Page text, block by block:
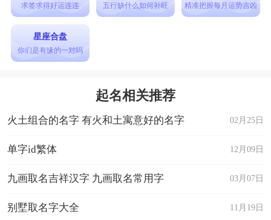
不懈，收获了成果加获得;回首2023年，实在是苦
与累相伴，但愿2024简单点，付出努力辉煌现!
30、挥挥手，辞旧日，2023随风逝;想过去，忙碌
汗水与泪水交织，2023将圆满结局。愿2024的你更
加努力，大业兴起。
告别2023启航2024的句子
2、人要为自己活，钱要为自己赚，公司是你和钱
求签求得好运连连 五行缺什么如何补旺 精准把握每月运势吉凶
星座合盘
你们是有缘的一对吗
起名相关推荐
02月25日
火土组合的名字 有火和土寓意好的名字
12月09日
单字id繁体
03月07日
九画取名吉祥汉字 九画取名常用字
11月19日
别墅取名字大全